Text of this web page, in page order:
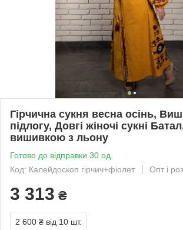
Гірчична сукня весна осінь,
підлогу, Довгі жіночі сукні
вишивкою з льону
Готово до відправки 30 од.
Код: Калейдоскоп гірчич+фіолет
Опт і
3 313 ₴
2 600 ₴ від 10 шт.